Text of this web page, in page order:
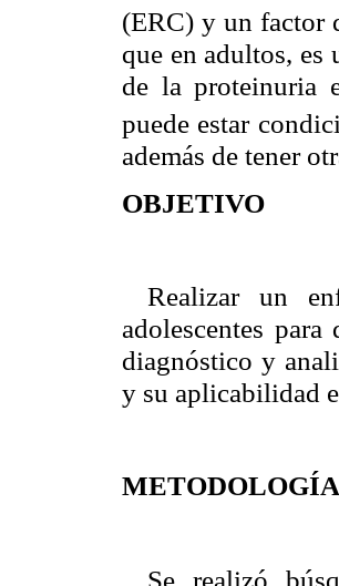
(ERC) y un factor
que en adultos, es
de la proteinuria
puede estar
además de tener
OBJETIVO
Realizar un
adolescentes
diagnóstico y
y su aplicabilidad
METODOLOGÍA
Se realizó